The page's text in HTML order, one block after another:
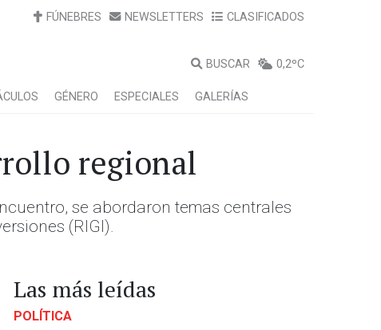
FÚNEBRES NEWSLETTERS CLASIFICADOS
BUSCAR 0,2ºC
GÉNERO ESPECIALES GALERÍAS
regional
se abordaron temas centrales
(RIGI).
Las más leídas
POLÍTICA